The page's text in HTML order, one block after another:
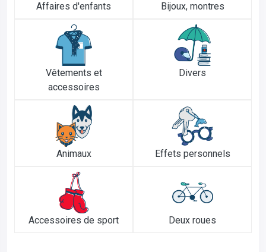
Affaires d'enfants Bijoux, montres
Vêtements et
accessoires
Divers
Animaux Effets personnels
Accessoires de sport Deux roues